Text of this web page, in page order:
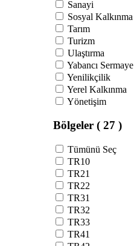
Sanayi
Sosyal Kalkınma
Tarım
Turizm
Ulaştırma
Yabancı Sermaye
Yenilikçilik
Yerel Kalkınma
Yönetişim
Bölgeler ( 27 )
Tümünü Seç
TR10
TR21
TR22
TR31
TR32
TR33
TR41